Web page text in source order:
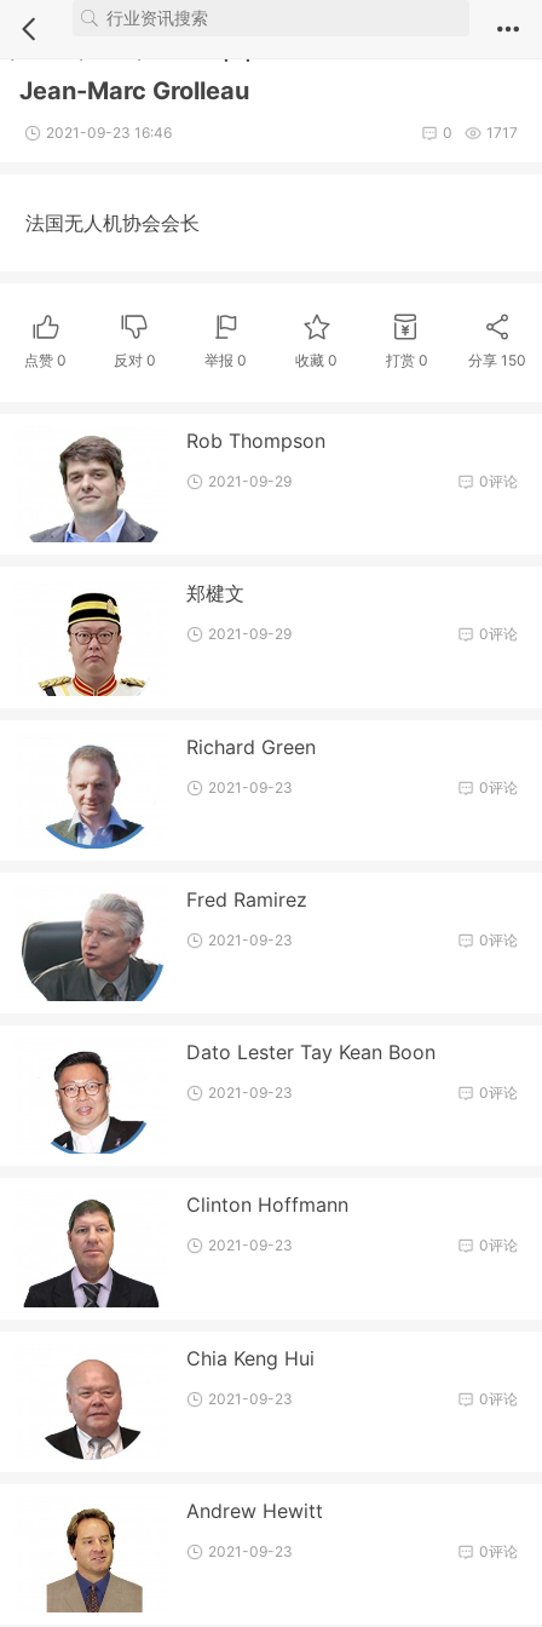
Notice : Undefined index: comment_module in
/webdata/new.iuvs.c
Jean-Marc Grolleau
2021-09-23 16:46 1717
0
法国无人机协会会长
点赞 0 反对0 举报 0 收藏 0 打赏 0 分享 150
Rob Thompson
0评论
2021-09-29
郑楗文
0评论
2021-09-29
Richard Green
0评论
2021-09-23
Fred Ramirez
0评论
2021-09-23
Dato Lester Tay Kean Boon
0评论
2021-09-23
Clinton Hoffmann
0评论
2021-09-23
Chia Keng Hui
0评论
2021-09-23
Andrew Hewitt
0评论
2021-09-23